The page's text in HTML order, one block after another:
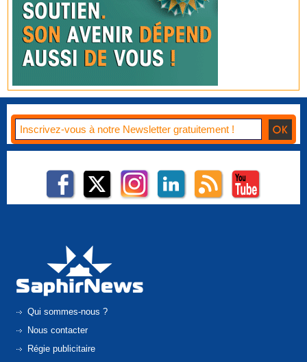
Qui sommes-nous ?
Nous contacter
Régie publicitaire